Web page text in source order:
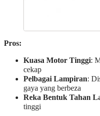
Pros:
Kuasa Motor Tinggi:
cekap
Pelbagai Lampiran:
gaya yang berbeza
Reka Bentuk Tahan
tinggi